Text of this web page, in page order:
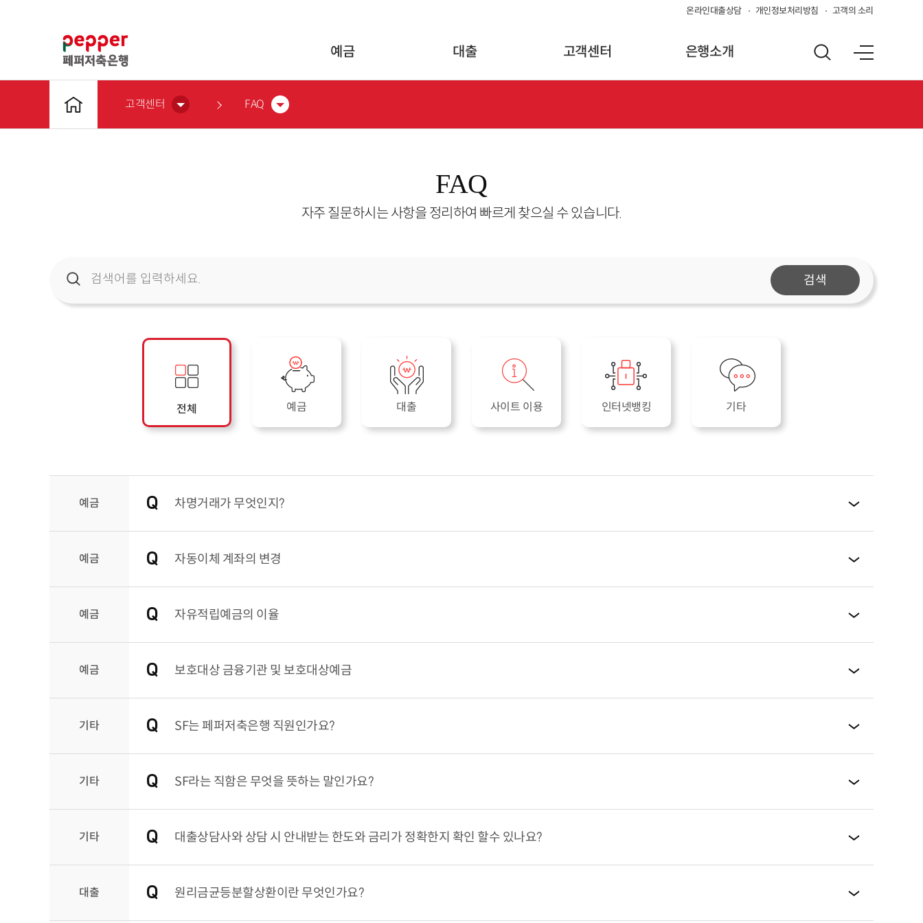
온라인대출상담 개인정보처리방침 고객의 소리
예금 대출 고객센터 은행소개
고객센터 FAQ
FAQ
자주 질문하시는 사항을 정리하여 빠르게 찾으실 수 있습니다.
검색
전체 예금 대출 사이트 이용 인터넷뱅킹 기타
예금 차명거래가 무엇인지?
예금 자동이체 계좌의 변경
예금 자유적립예금의 이율
예금 보호대상 금융기관 및 보호대상예금
기타 SF는 페퍼저축은행 직원인가요?
기타 SF라는 직함은 무엇을 뜻하는 말인가요?
기타 대출상담사와 상담 시 안내받는 한도와 금리가 정확한지 확인 할수 있나요?
대출 원리금균등분할상환이란 무엇인가요?